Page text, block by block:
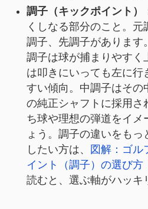
調子（キックポイント）
くしなる部分のこと。
調子、先調子があります
調子は球が捕まりやすく
は叩きにいっても左に行
すい傾向。中調子はその
の純正シャフトに採用さ
ち球や理想の弾道をイメ
ょう。調子の違いをも
したい方は、
図解：ゴル
イント（調子）の選び方
読むと、選ぶ軸がハッキ